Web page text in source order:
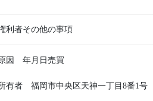
利者その他の事項
因 年月日売買
有者 福岡市中央区天神一丁目8番1